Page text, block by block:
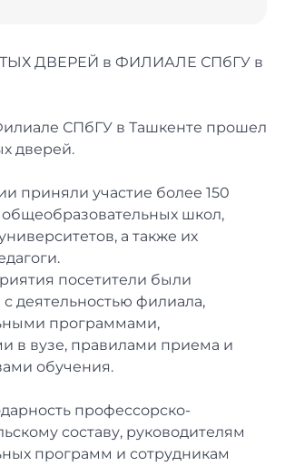
ДВЕРЕЙ в ФИЛИАЛЕ СПбГУ в
СПбГУ в Ташкенте прошел
дверей.
приняли участие более 150
школ,
а также их
посетители были
деятельностью филиала,
программами,
в вузе, правилами приема и
обучения.
профессорско-
составу, руководителям
программ и сотрудникам